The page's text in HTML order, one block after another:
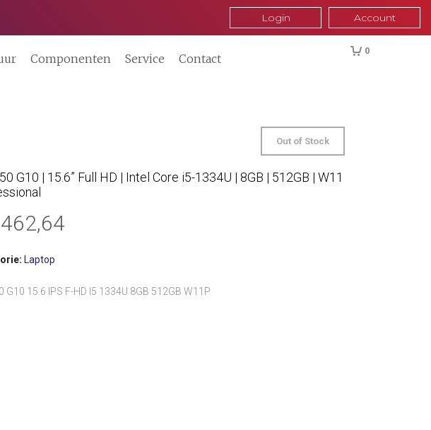
Login Account
Componenten Service Contact
0
Out of Stock
G10 | 15.6” Full HD | Intel Core i5-1334U | 8GB | 512GB | W11
Laptop
G10 15.6 IPS F-HD I5 1334U 8GB 512GB W11P